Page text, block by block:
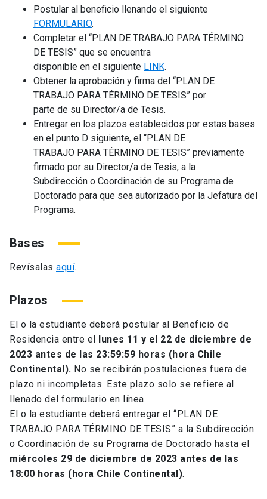
Postular al beneficio llenando el siguiente
FORMULARIO.
Completar el “PLAN DE TRABAJO PARA TÉRMINO
DE TESIS” que se encuentra
disponible en el siguiente LINK.
Obtener la aprobación y firma del “PLAN DE
TRABAJO PARA TÉRMINO DE TESIS” por
parte de su Director/a de Tesis.
Entregar en los plazos establecidos por estas bases
en el punto D siguiente, el “PLAN DE
TRABAJO PARA TÉRMINO DE TESIS” previamente
firmado por su Director/a de Tesis, a la
Subdirección o Coordinación de su Programa de
Doctorado para que sea autorizado por la Jefatura del
Programa.
Bases
Revísalas aquí.
Plazos
El o la estudiante deberá postular al Beneficio de
Residencia entre el lunes 11 y el 22 de diciembre de
2023 antes de las 23:59:59 horas (hora Chile
Continental). No se recibirán postulaciones fuera de
plazo ni incompletas. Este plazo solo se refiere al
llenado del formulario en línea.
El o la estudiante deberá entregar el “PLAN DE
TRABAJO PARA TÉRMINO DE TESIS” a la Subdirección
o Coordinación de su Programa de Doctorado hasta el
miércoles 29 de diciembre de 2023 antes de las
18:00 horas (hora Chile Continental).